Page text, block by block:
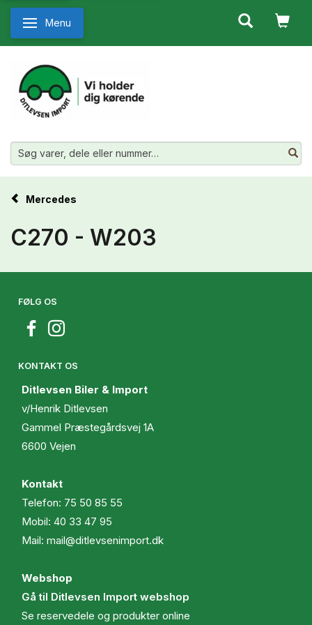
Skifte navigation
Menu
Mercedes
C270 - W203
FØLG OS
KONTAKT OS
Ditlevsen Biler & Import
v/Henrik Ditlevsen
Gammel Præstegårdsvej 1A
6600 Vejen
Kontakt
Telefon: 75 50 85 55
Mobil: 40 33 47 95
Mail: mail@ditlevsenimport.dk
Webshop
Gå til Ditlevsen Import webshop
Se reservedele og produkter online